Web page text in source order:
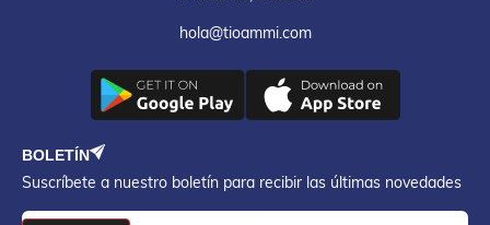
hola@tioammi.com
BOLETÍN
Suscríbete a nuestro boletín para recibir las últimas novedades